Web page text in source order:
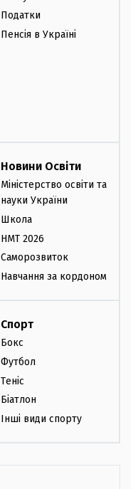
Податки
Пенсія в Україні
Новини Освіти
Міністерство освіти та
науки України
Школа
НМТ 2026
Саморозвиток
Навчання за кордоном
Спорт
Бокс
Футбол
Теніс
Біатлон
Інші види спорту